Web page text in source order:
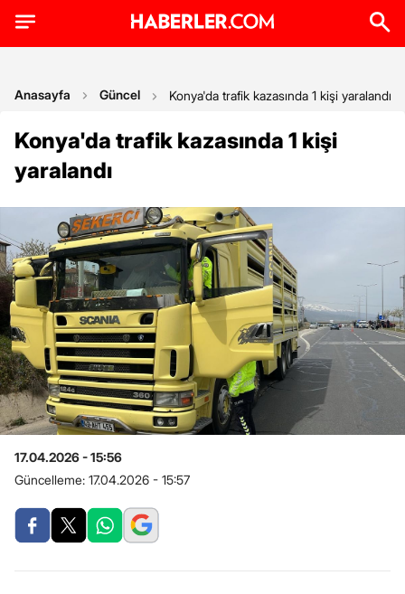
Anasayfa Güncel Konya'da trafik kazasında 1 kişi yaralandı
Konya'da trafik kazasında 1 kişi
yaralandı
17.04.2026 - 15:56
Güncelleme: 17.04.2026 - 15:57